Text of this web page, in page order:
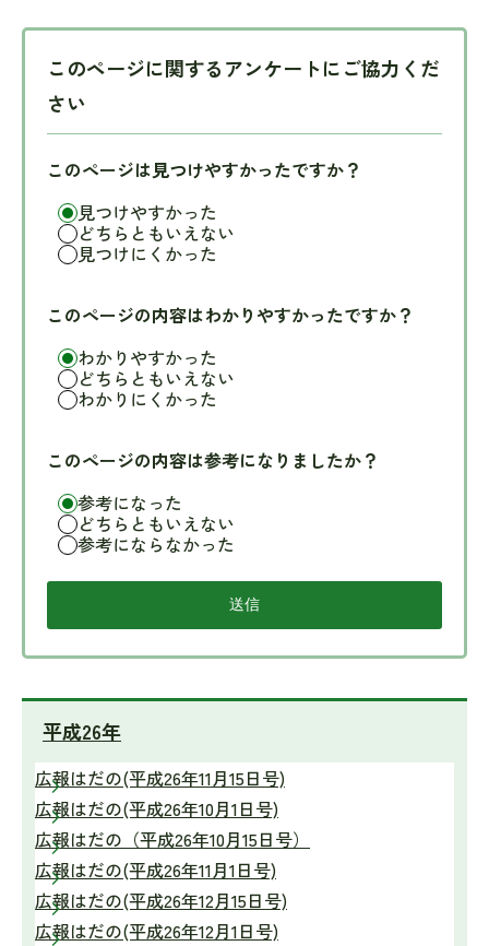
このページに関するアンケートにご協力くだ
さい
このページは見つけやすかったですか？
見つけやすかった
どちらともいえない
見つけにくかった
このページの内容はわかりやすかったですか？
わかりやすかった
どちらともいえない
わかりにくかった
このページの内容は参考になりましたか？
参考になった
どちらともいえない
参考にならなかった
平成26年
広報はだの(平成26年11月15日号)
広報はだの(平成26年10月1日号)
広報はだの（平成26年10月15日号）
広報はだの(平成26年11月1日号)
広報はだの(平成26年12月15日号)
広報はだの(平成26年12月1日号)